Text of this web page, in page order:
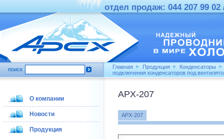
отдел продаж: 044 207 99 02
поиск Главная Продукция
Конденсаторы
подключения конденсаторов под
О компании
Новости
Продукция
APX-207
APX-207